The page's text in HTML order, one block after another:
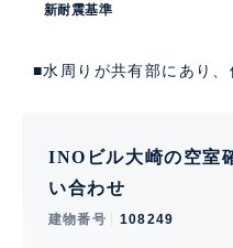
新耐震基準
■水周りが共有部にあり、
INOビル大崎の空室
い合わせ
建物番号 108249